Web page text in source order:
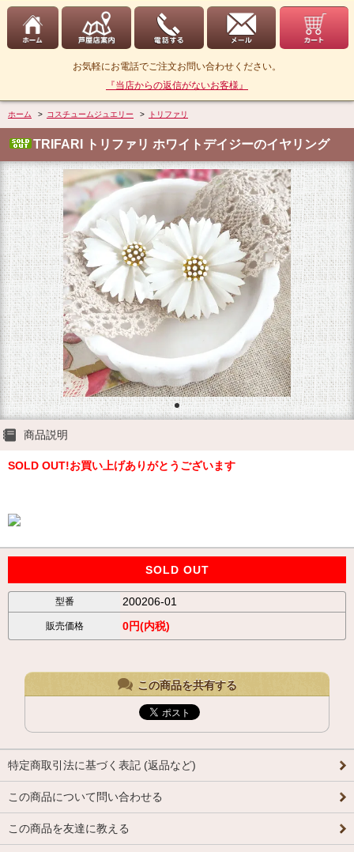
お気軽にお電話でご注文お問い合わせください。
『当店からの返信がないお客様』
ホーム > コスチュームジュエリー > トリファリ
TRIFARI トリファリ ホワイトデイジーのイヤリング
商品説明
SOLD OUT!お買い上げありがとうございます
SOLD OUT
型番 200206-01
販売価格 0円(内税)
この商品を共有する
特定商取引法に基づく表記 (返品など)
この商品について問い合わせる
この商品を友達に教える